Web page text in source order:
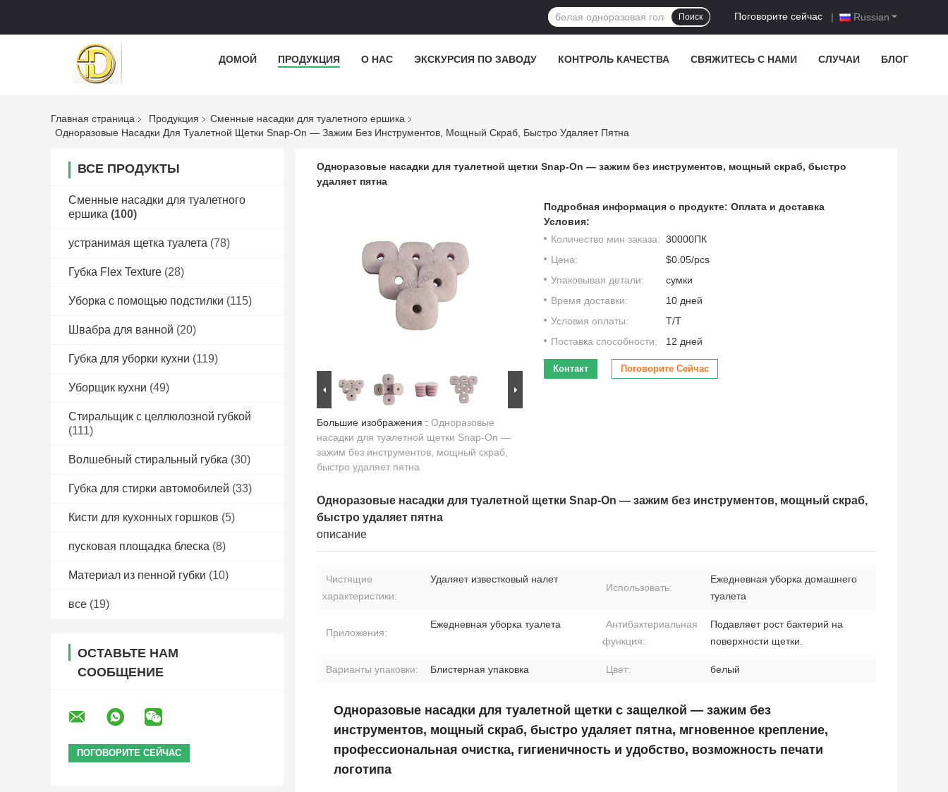
Russian
Поговорите сейчас |
Поиск
ДОМОЙ ПРОДУКЦИЯ О НАС ЭКСКУРСИЯ ПО ЗАВОДУ КОНТРОЛЬ КАЧЕСТВА СВЯЖИТЕСЬ С НАМИ СЛУЧАИ БЛОГ
Главная страница Продукция
Сменные насадки для туалетного ершика
Одноразовые Насадки Для Туалетной Щетки Snap-On — Зажим Без Инструментов, Мощный Скраб, Быстро Удаляет Пятна
ВСЕ ПРОДУКТЫ
Сменные насадки для туалетного
ершика (100)
устранимая щетка туалета (78)
Губка Flex Texture (28)
Уборка с помощью подстилки (115)
Швабра для ванной (20)
Губка для уборки кухни (119)
Уборщик кухни (49)
Стиральщик с целлюлозной губкой
(111)
Волшебный стиральный губка (30)
Губка для стирки автомобилей (33)
Кисти для кухонных горшков (5)
пусковая площадка блеска (8)
Материал из пенной губки (10)
все (19)
ОСТАВЬТЕ НАМ
СООБЩЕНИЕ
Одноразовые насадки для туалетной щетки Snap-On — зажим без инструментов, мощный скраб, быстро
удаляет пятна
Большие изображения : Одноразовые
насадки для туалетной щетки Snap-On —
зажим без инструментов, мощный скраб,
быстро удаляет пятна
Подробная информация о продукте: Оплата и доставка
Условия:
Количество мин заказа: 30000ПК
Цена:
$0.05/pcs
Упаковывая детали:
сумки
Время доставки:
10 дней
Условия оплаты:
Т/Т
Поставка способности:
12 дней
Контакт Поговорите Сейчас
Одноразовые насадки для туалетной щетки Snap-On — зажим без инструментов, мощный скраб,
быстро удаляет пятна
описание
Чистящие
характеристики:
Удаляет известковый налет
Использовать:
Ежедневная уборка домашнего
туалета
Приложения:
Ежедневная уборка туалета
Антибактериальная
функция:
Подавляет рост бактерий на
поверхности щетки.
Варианты упаковки: Блистерная упаковка Цвет: белый
Одноразовые насадки для туалетной щетки с защелкой — зажим без
инструментов, мощный скраб, быстро удаляет пятна, мгновенное крепление,
профессиональная очистка, гигиеничность и удобство, возможность печати
логотипа